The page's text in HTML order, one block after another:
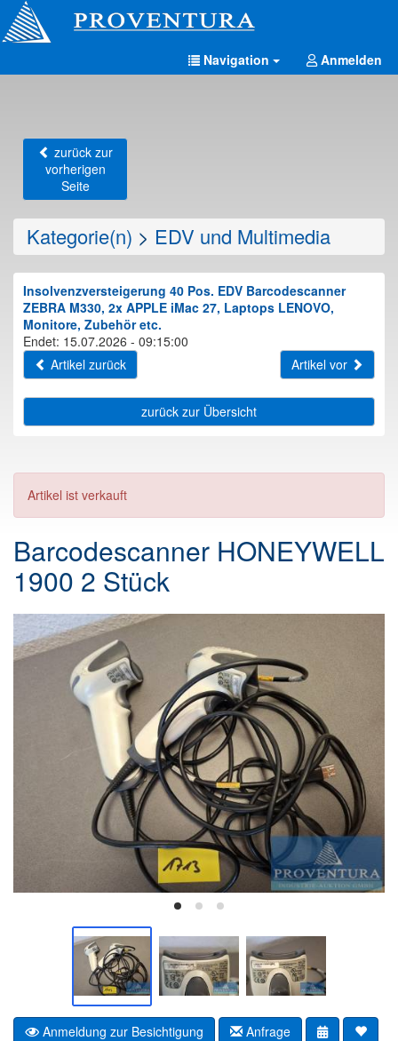
Navigation Anmelden
zurück zur
vorherigen
Seite
Kategorie(n) > EDV und Multimedia
Insolvenzversteigerung 40 Pos. EDV Barcodescanner
ZEBRA M330, 2x APPLE iMac 27, Laptops LENOVO,
Monitore, Zubehör etc.
Endet: 15.07.2026 - 09:15:00
Artikel zurück
Artikel vor
zurück zur Übersicht
Artikel ist verkauft
Barcodescanner HONEYWELL
1900 2 Stück
Anmeldung zur Besichtigung Anfrage